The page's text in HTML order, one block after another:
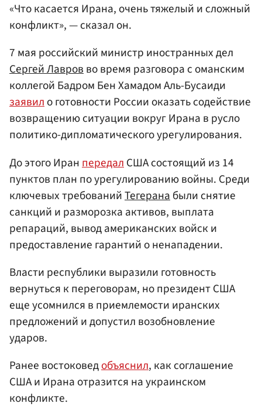
«Что касается Ирана, очень тяжелый и сложный
конфликт», — сказал он.
7 мая российский министр иностранных дел
Сергей Лавровво время разговора с оманским
коллегой Бадром Бен Хамадом Аль-Бусаиди
заявило готовности России оказать содействие
возвращению ситуации вокруг Ирана в русло
политико-дипломатического урегулирования.
До этого Иран передал США состоящий из 14
пунктов план по урегулированию войны. Среди
ключевых требованийТегерана были снятие
санкций и разморозка активов, выплата
репараций, вывод американских войск и
предоставление гарантий о ненападении.
Власти республики выразили готовность
вернуться к переговорам, но президент США
еще усомнился в приемлемости иранских
предложений и допустил возобновление
ударов.
Ранее востоковедобъяснил, как соглашение
США и Ирана отразится на украинском
конфликте.